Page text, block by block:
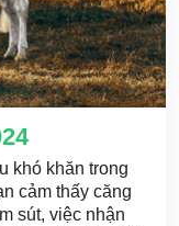
khó khăn trong
cảm thấy căng
sút, việc nhận